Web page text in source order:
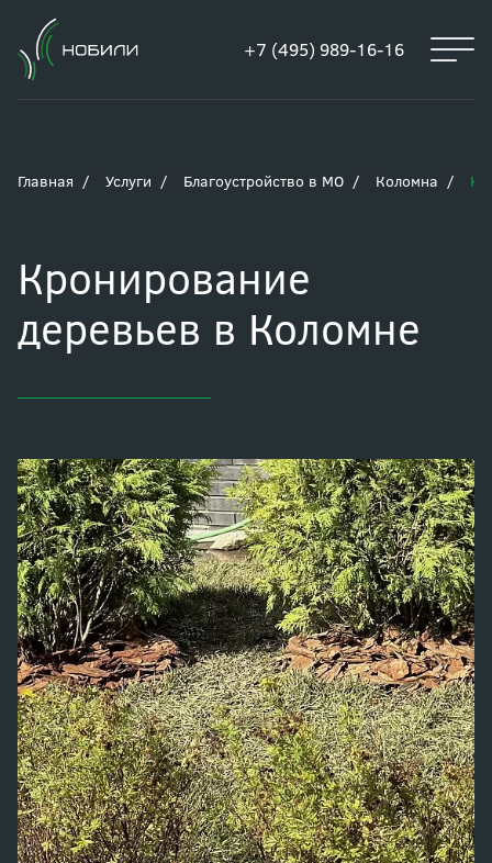
+7 (495) 989-16-16
Главная Услуги Благоустройство в МО Коломна
Кронирование
деревьев в Коломне